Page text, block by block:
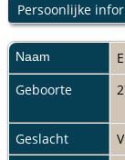
Persoonlijke
Naam
Geboorte
Geslacht